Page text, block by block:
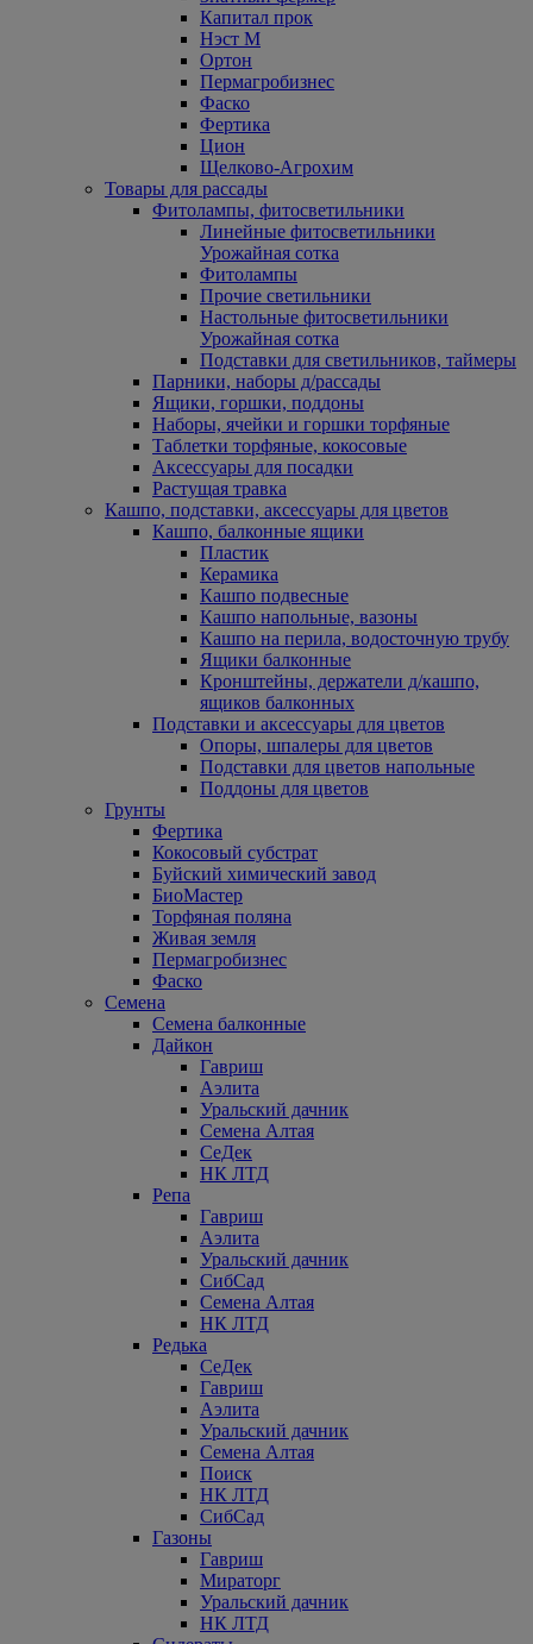
Капитал прок
Нэст М
Ортон
Пермагробизнес
Фаско
Фертика
Цион
Щелково-Агрохим
Товары для рассады
Фитолампы, фитосветильники
Линейные фитосветильники
Урожайная сотка
Фитолампы
Прочие светильники
Настольные фитосветильники
Урожайная сотка
Подставки для светильников, таймеры
Парники, наборы д/рассады
Ящики, горшки, поддоны
Наборы, ячейки и горшки торфяные
Таблетки торфяные, кокосовые
Аксессуары для посадки
Растущая травка
Кашпо, подставки, аксессуары для цветов
Кашпо, балконные ящики
Пластик
Керамика
Кашпо подвесные
Кашпо напольные, вазоны
Кашпо на перила, водосточную трубу
Ящики балконные
Кронштейны, держатели д/кашпо,
ящиков балконных
Подставки и аксессуары для цветов
Опоры, шпалеры для цветов
Подставки для цветов напольные
Поддоны для цветов
Грунты
Фертика
Кокосовый субстрат
Буйский химический завод
БиоМастер
Торфяная поляна
Живая земля
Пермагробизнес
Фаско
Семена
Семена балконные
Дайкон
Гавриш
Аэлита
Уральский дачник
Семена Алтая
СеДек
НК ЛТД
Репа
Гавриш
Аэлита
Уральский дачник
СибСад
Семена Алтая
НК ЛТД
Редька
СеДек
Гавриш
Аэлита
Уральский дачник
Семена Алтая
Поиск
НК ЛТД
СибСад
Газоны
Гавриш
Мираторг
Уральский дачник
НК ЛТД